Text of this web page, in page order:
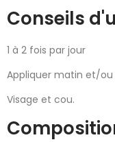
Conseils
1 à 2 fois par jour
Appliquer matin et/
Visage et cou.